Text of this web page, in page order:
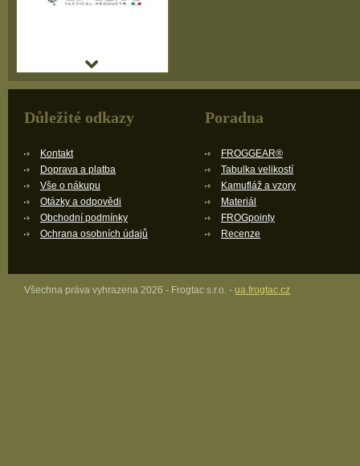
Důležité odkazy
Kontakt
Doprava a platba
Vše o nákupu
Otázky a odpovědi
Obchodní podmínky
Ochrana osobních údajů
Poradna
FROGGEAR®
Tabulka velikostí
Kamufláž a vzory
Materiál
FROGpointy
Recenze
Všechna práva vyhrazena 2026 - Frogtac s.r.o. - ua.frogtac.cz